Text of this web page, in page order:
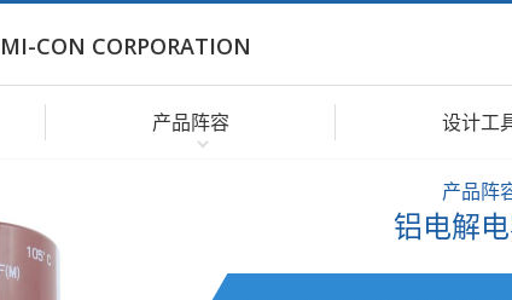
CON CORPORATION
产品阵容 设计工
产品阵
铝电解